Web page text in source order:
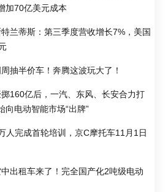
加70亿美元成本
兰蒂斯：第三季度营收增长7%，美国
抽半价车！奔腾这波玩大了！
160亿后，一汽、东风、长安合力打
向电动智能市场“出牌”
人完成首轮培训，京C摩托车11月1日
出租车来了！完全国产化2吨级电动